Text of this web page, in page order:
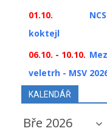
01.10.
koktejl
06.10. - 10.10.
veletrh - MSV
KALENDÁŘ